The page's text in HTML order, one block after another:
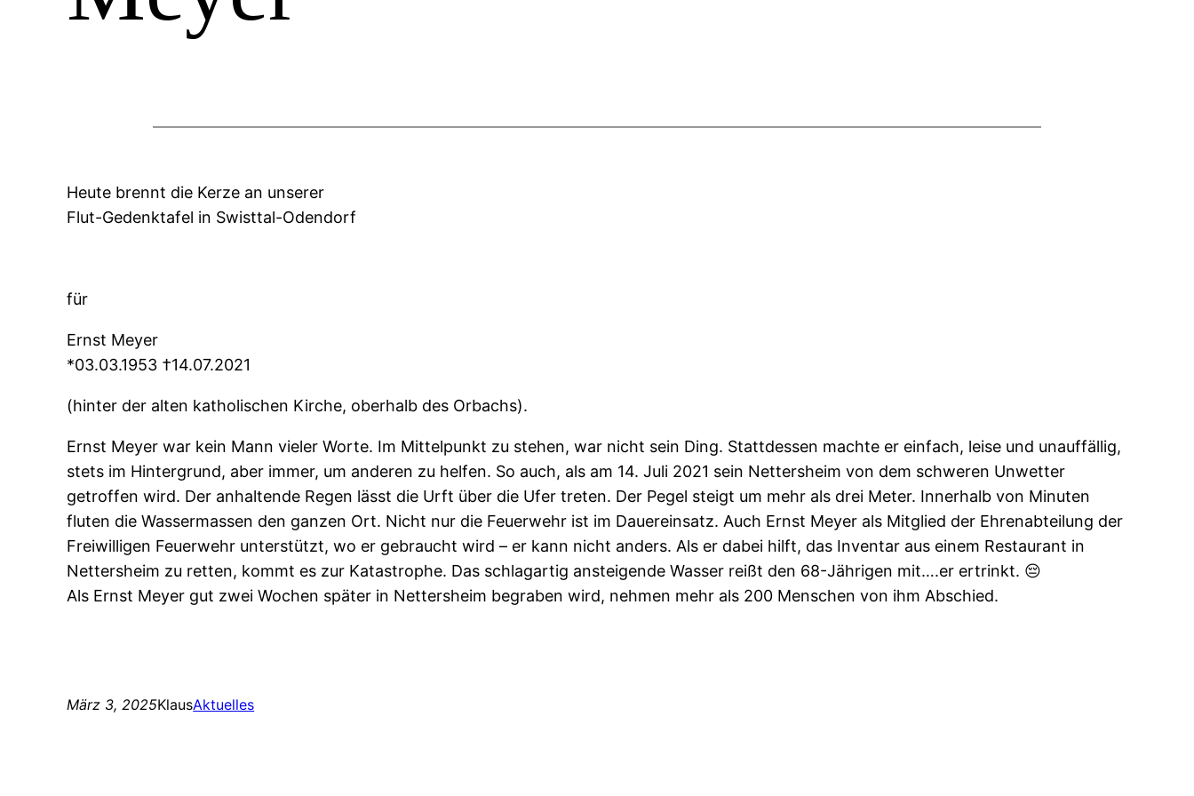
Heute brennt die Kerze an unserer
Flut-Gedenktafel in Swisttal-Odendorf
für
Ernst Meyer
*03.03.1953 †14.07.2021
(hinter der alten katholischen Kirche, oberhalb des Orbachs).
Ernst Meyer war kein Mann vieler Worte. Im Mittelpunkt zu stehen, war nicht sein Ding. Stattdessen machte er einfach, leise und unauffällig,
stets im Hintergrund, aber immer, um anderen zu helfen. So auch, als am 14. Juli 2021 sein Nettersheim von dem schweren Unwetter
getroffen wird. Der anhaltende Regen lässt die Urft über die Ufer treten. Der Pegel steigt um mehr als drei Meter. Innerhalb von Minuten
fluten die Wassermassen den ganzen Ort. Nicht nur die Feuerwehr ist im Dauereinsatz. Auch Ernst Meyer als Mitglied der Ehrenabteilung der
Freiwilligen Feuerwehr unterstützt, wo er gebraucht wird – er kann nicht anders. Als er dabei hilft, das Inventar aus einem Restaurant in
Nettersheim zu retten, kommt es zur Katastrophe. Das schlagartig ansteigende Wasser reißt den 68-Jährigen mit….er ertrinkt. 😔
Als Ernst Meyer gut zwei Wochen später in Nettersheim begraben wird, nehmen mehr als 200 Menschen von ihm Abschied.
März 3, 2025KlausAktuelles